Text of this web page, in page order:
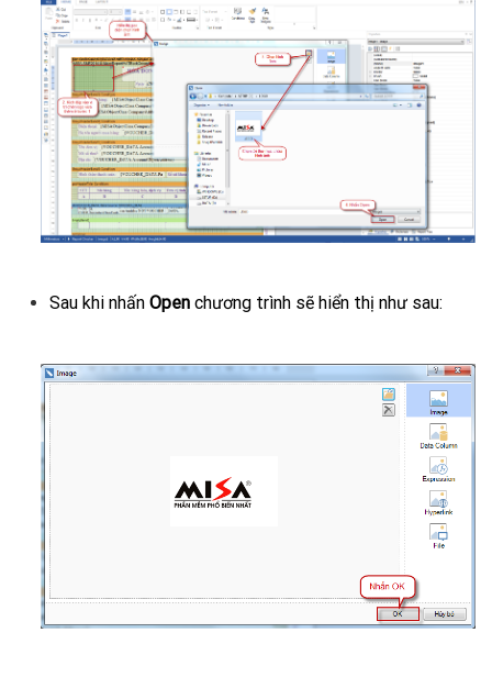
Sau khi nhấn Open chương trình sẽ hiển thị như sau: